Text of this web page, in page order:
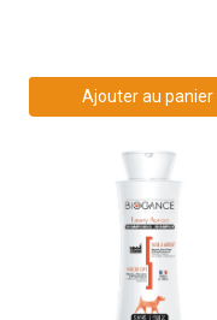
Ajouter au panier